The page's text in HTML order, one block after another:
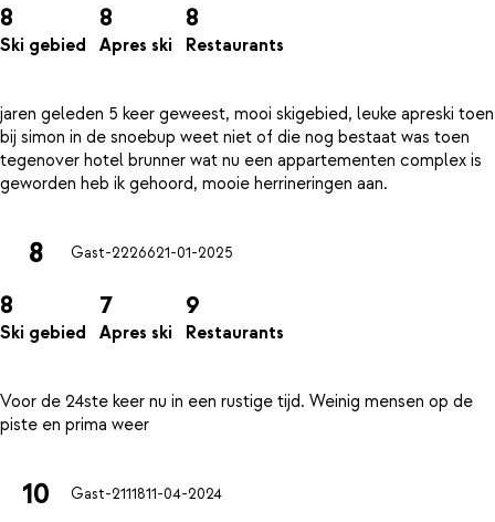
8
Ski gebied
8
Apres ski
8
Restaurants
jaren geleden 5 keer geweest, mooi skigebied, leuke apreski toen
bij simon in de snoebup weet niet of die nog bestaat was toen
tegenover hotel brunner wat nu een appartementen complex is
8 Gast-2226621-01-2025
8
Ski gebied
7
Apres ski
9
Restaurants
Voor de 24ste keer nu in een rustige tijd. Weinig mensen op de
10 Gast-2111811-04-2024